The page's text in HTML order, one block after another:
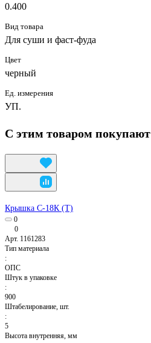
0.400
Вид товара
Для суши и фаст-фуда
Цвет
черный
Ед. измерения
УП.
С этим товаром покупают
Крышка С-18К (Т)
0
0
Арт. 1161283
Тип материала
:
ОПС
Штук в упаковке
:
900
Штабелирование, шт.
:
5
Высота внутренняя, мм